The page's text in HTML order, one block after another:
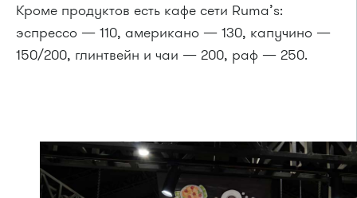
Кроме продуктов есть кафе сети Ruma’s:
эспрессо — 110, американо — 130, капучино —
150/200, глинтвейн и чаи — 200, раф — 250.